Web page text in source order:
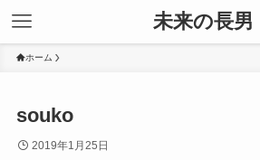
未来の長男
ホーム
souko
2019年1月25日